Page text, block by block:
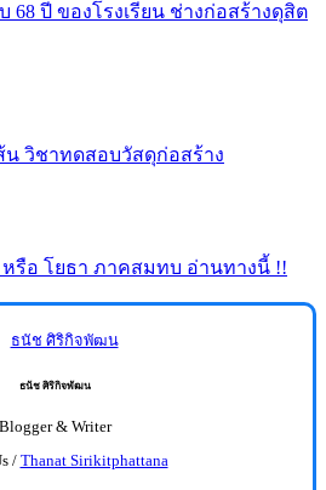
68 ปี ของโรงเรียน ช่างก่อสร้างดุสิต
น วิชาทดสอบวัสดุก่อสร้าง
หรือ โยธา ภาคสมทบ อ่านทางนี้ !!
ธนัช ศิริกิจพัฒน
Blogger & Writer
/ Thanat Sirikitphattana